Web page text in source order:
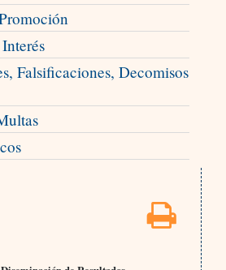
Falsificaciones, Decomisos